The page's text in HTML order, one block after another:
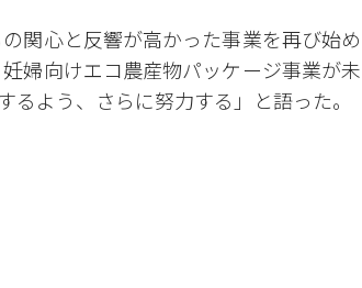
関心と反響が高かった事業を再び始め
婦向けエコ農産物パッケージ事業が未
よう、さらに努力する」と語った。